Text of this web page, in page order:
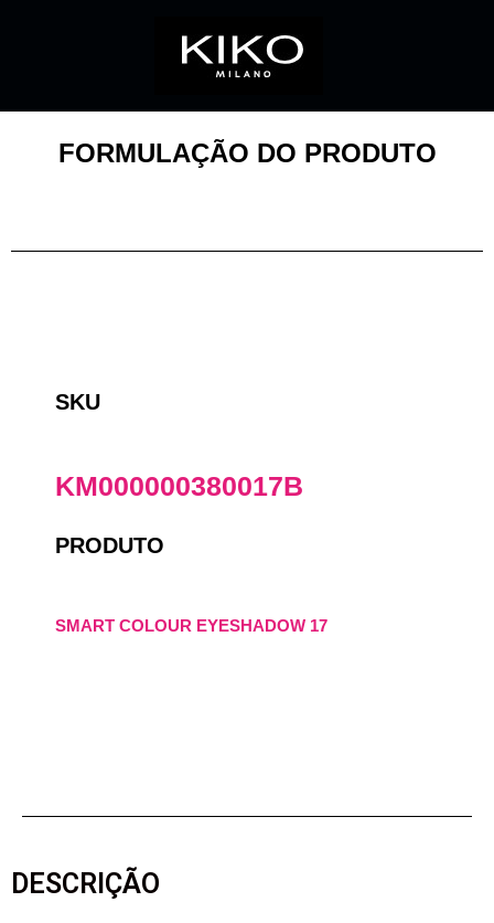
FORMULAÇÃO DO PRODUTO
SKU
KM000000380017B
PRODUTO
SMART COLOUR EYESHADOW 17
DESCRIÇÃO